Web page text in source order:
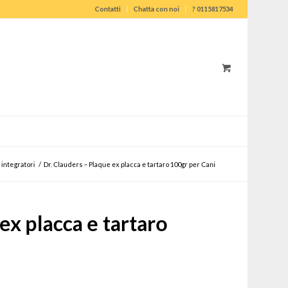
Contatti Chatta con noi ? 0115817534
integratori / Dr. Clauders – Plaque ex placca e tartaro 100gr per Cani
placca e tartaro